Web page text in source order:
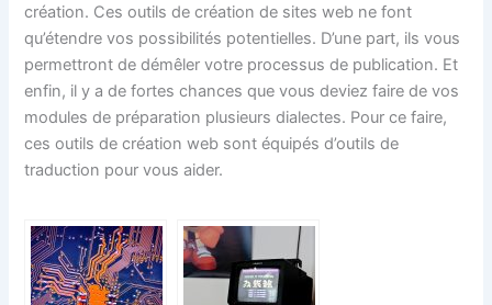
création. Ces outils de création de sites web ne font
qu’étendre vos possibilités potentielles. D’une part, ils vous
permettront de démêler votre processus de publication. Et
enfin, il y a de fortes chances que vous deviez faire de vos
modules de préparation plusieurs dialectes. Pour ce faire,
ces outils de création web sont équipés d’outils de
traduction pour vous aider.